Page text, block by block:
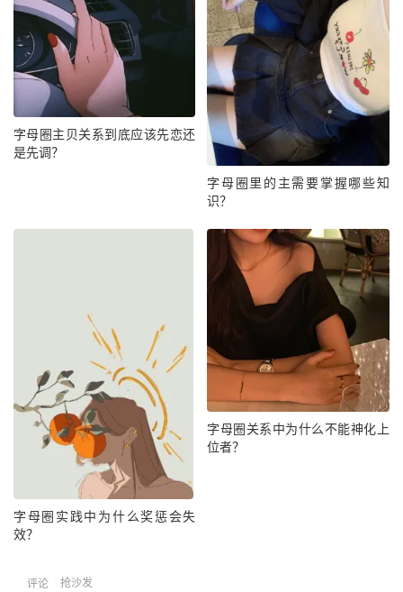
字母圈主贝关系到底应该先恋还
是先调？
字母圈里的主需要掌握哪些知
识？
字母圈实践中为什么奖惩会失
效？
字母圈关系中为什么不能神化上
位者？
评论 抢沙发